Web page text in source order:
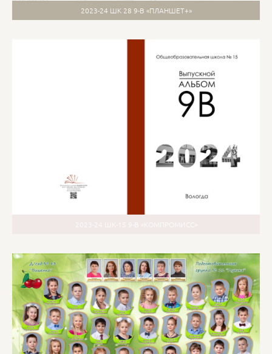
2023-24 ШК 28 9-В «ПЛАНШЕТ+»
2023-24 ШК-15 9-В «КОМПРОМИСС»